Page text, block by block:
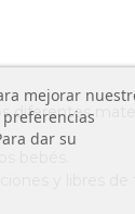
diferentes
bebés.
y libres de
mejorar
dar su